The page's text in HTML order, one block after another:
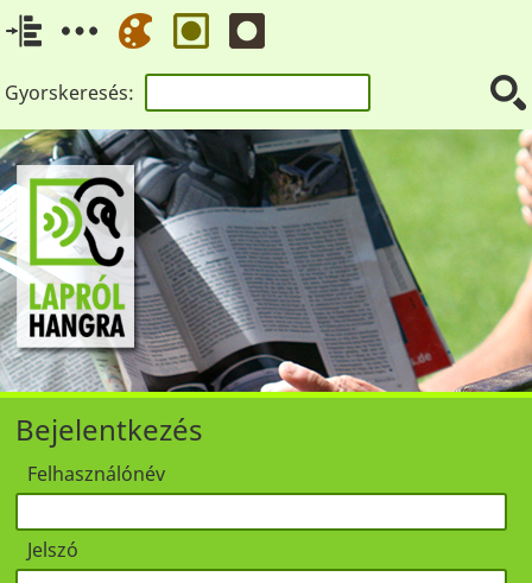
Gyorskeresés:
Bejelentkezés
Felhasználónév
Jelszó